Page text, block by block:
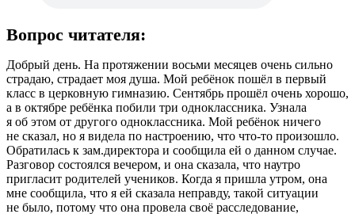
Вопрос читателя:
Добрый день. На протяжении восьми месяцев очень сильно
страдаю, страдает моя душа. Мой ребёнок пошёл в первый
класс в церковную гимназию. Сентябрь прошёл очень хорошо,
а в октябре ребёнка побили три одноклассника. Узнала
я об этом от другого одноклассника. Мой ребёнок ничего
не сказал, но я видела по настроению, что что-то произошло.
Обратилась к зам.директора и сообщила ей о данном случае.
Разговор состоялся вечером, и она сказала, что наутро
пригласит родителей учеников. Когда я пришла утром, она
мне сообщила, что я ей сказала неправду, такой ситуации
не было, потому что она провела своё расследование,